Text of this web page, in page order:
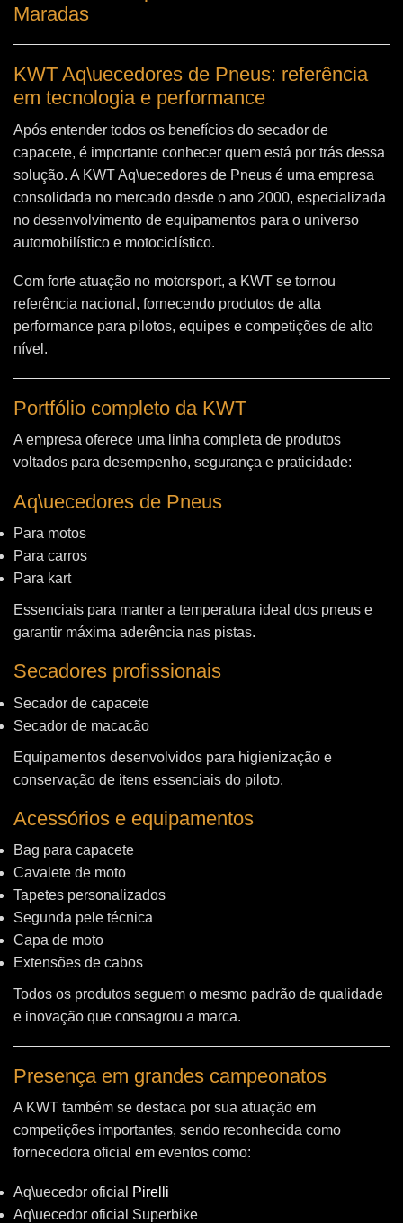
Maradas
KWT Aq\uecedores de Pneus: referência
em tecnologia e performance
Após entender todos os benefícios do secador de
capacete, é importante conhecer quem está por trás dessa
solução. A KWT Aq\uecedores de Pneus é uma empresa
consolidada no mercado desde o ano 2000, especializada
no desenvolvimento de equipamentos para o universo
automobilístico e motociclístico.
Com forte atuação no motorsport, a KWT se tornou
referência nacional, fornecendo produtos de alta
performance para pilotos, equipes e competições de alto
nível.
Portfólio completo da KWT
A empresa oferece uma linha completa de produtos
voltados para desempenho, segurança e praticidade:
Aq\uecedores de Pneus
Para motos
Para carros
Para kart
Essenciais para manter a temperatura ideal dos pneus e
garantir máxima aderência nas pistas.
Secadores profissionais
Secador de capacete
Secador de macacão
Equipamentos desenvolvidos para higienização e
conservação de itens essenciais do piloto.
Acessórios e equipamentos
Bag para capacete
Cavalete de moto
Tapetes personalizados
Segunda pele técnica
Capa de moto
Extensões de cabos
Todos os produtos seguem o mesmo padrão de qualidade
e inovação que consagrou a marca.
Presença em grandes campeonatos
A KWT também se destaca por sua atuação em
competições importantes, sendo reconhecida como
fornecedora oficial em eventos como:
Aq\uecedor oficial
Pirelli
Aq\uecedor oficial Superbike